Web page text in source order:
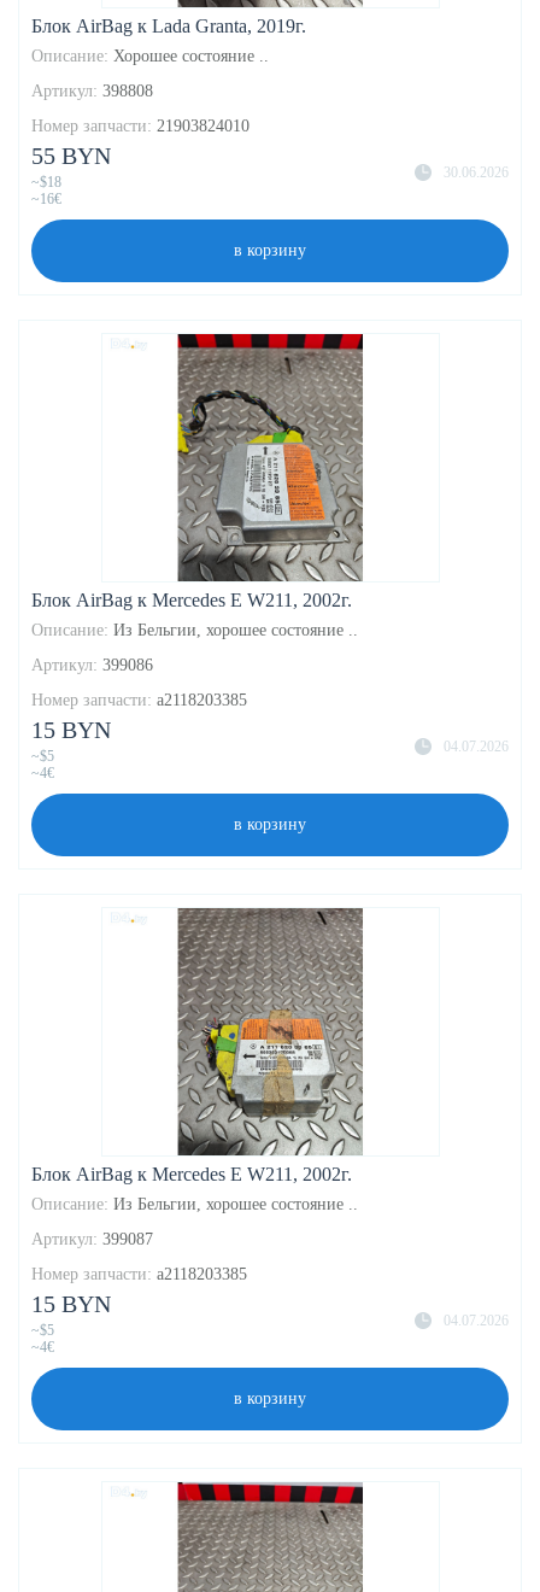
Блок AirBag к Lada Granta, 2019г.
Описание: Хорошее состояние ..
Артикул: 398808
Номер запчасти: 21903824010
30.06.2026
55 BYN
~$18
~16€
в корзину
Блок AirBag к Mercedes E W211, 2002г.
Описание: Из Бельгии, хорошее состояние ..
Артикул: 399086
Номер запчасти: a2118203385
04.07.2026
15 BYN
~$5
~4€
в корзину
Блок AirBag к Mercedes E W211, 2002г.
Описание: Из Бельгии, хорошее состояние ..
Артикул: 399087
Номер запчасти: a2118203385
04.07.2026
15 BYN
~$5
~4€
в корзину